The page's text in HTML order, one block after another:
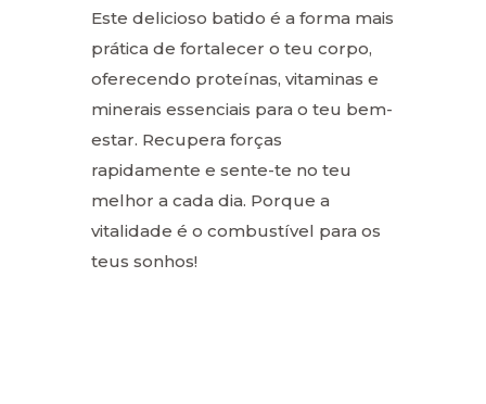
Este delicioso batido é a forma mais
prática de fortalecer o teu corpo,
oferecendo proteínas, vitaminas e
minerais essenciais para o teu bem-
estar. Recupera forças
rapidamente e sente-te no teu
melhor a cada dia. Porque a
vitalidade é o combustível para os
teus sonhos!